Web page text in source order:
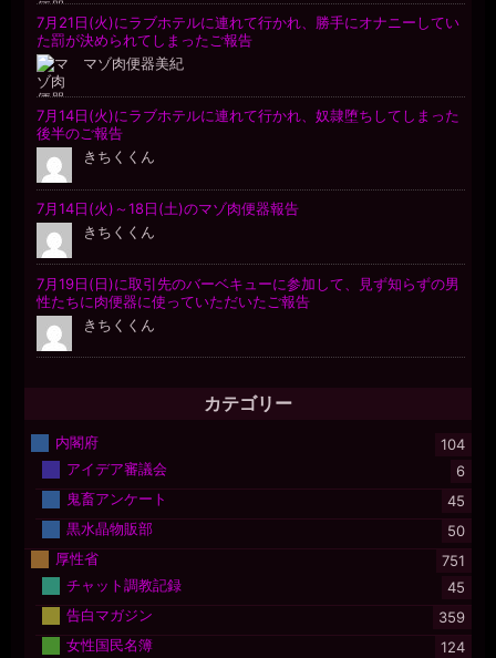
カテゴリー
内閣府
104
アイデア審議会
6
鬼畜アンケート
45
黒水晶物販部
50
厚性省
751
チャット調教記録
45
告白マガジン
359
女性国民名簿
124